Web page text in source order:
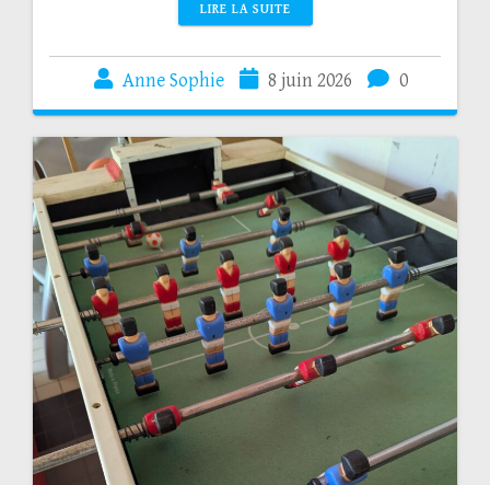
LIRE LA SUITE
Anne Sophie 8 juin 2026 0